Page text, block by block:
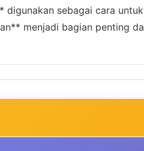
sebagai cara
menjadi bagian penting